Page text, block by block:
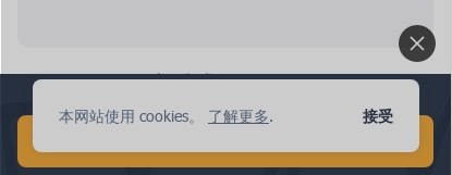
本网站使用 cookies。 了解更多. 接受
ipnote.pro：新请求